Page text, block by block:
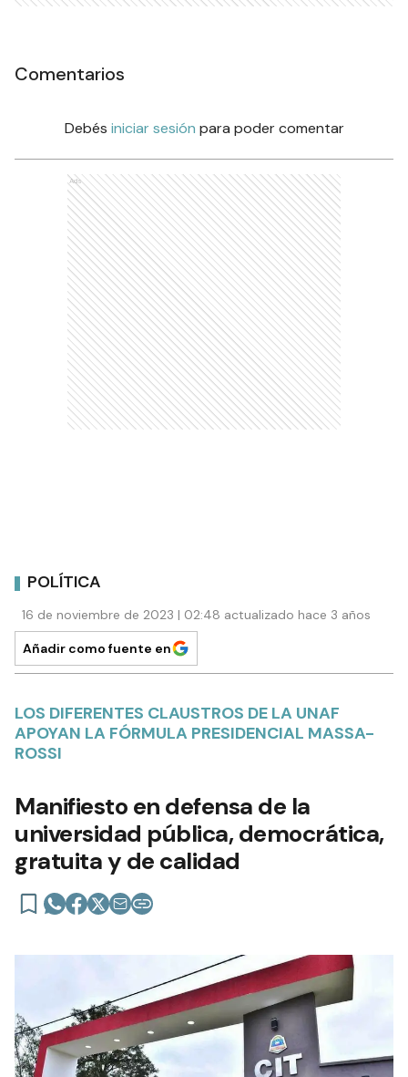
Comentarios
Debés iniciar sesión para poder comentar
Ads
POLÍTICA
16 de noviembre de 2023 | 02:48 actualizado hace 3 años
Añadir como fuente en
LOS DIFERENTES CLAUSTROS DE LA UNAF
APOYAN LA FÓRMULA PRESIDENCIAL MASSA-
ROSSI
Manifiesto en defensa de la
universidad pública, democrática,
gratuita y de calidad